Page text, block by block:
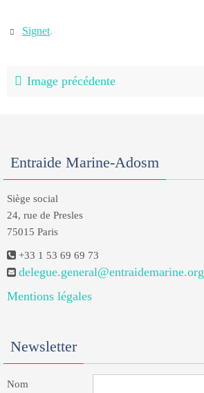
Signet.
Image précédente
Entraide Marine-Adosm
Siège social
24, rue de Presles
75015 Paris
+33 1 53 69 69 73
delegue.general@entraidemarine.org
Mentions légales
Newsletter
Nom